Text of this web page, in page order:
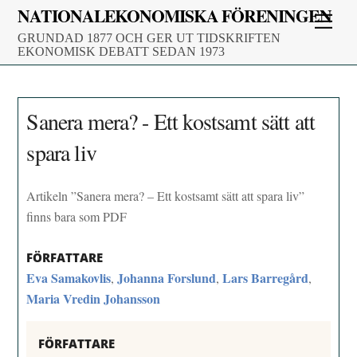
Skip
content
NATIONALEKONOMISKA FÖRENINGEN
GRUNDAD 1877 OCH GER UT TIDSKRIFTEN
EKONOMISK DEBATT SEDAN 1973
Sanera mera? - Ett kostsamt sätt att
spara liv
Artikeln ”Sanera mera? – Ett kostsamt sätt att spara liv”
finns bara som PDF
FÖRFATTARE
Eva Samakovlis,Johanna Forslund,Lars Barregård,
Maria Vredin Johansson
FÖRFATTARE